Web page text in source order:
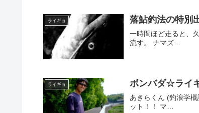
ライギョ 落鮎釣法の特別
一時間ほど走ると、
流す。 ナマズ…
ライギョ ボンバダ☆ライ
あきらくん (釣浪学
ット！！ マ…